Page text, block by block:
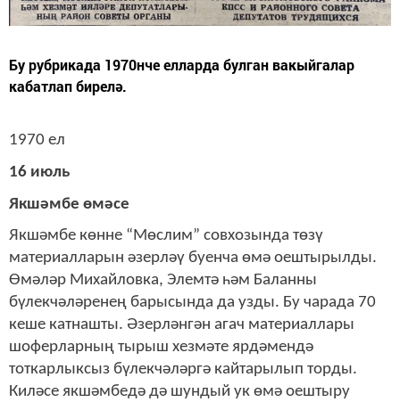
Бу рубрикада 1970нче елларда булган вакыйгалар
кабатлап бирелә.
1970 ел
16 июль
Якшәмбе өмәсе
Якшәмбе көнне “Мөслим” совхозында төзү
материалларын әзерләү буенча өмә оештырылды.
Өмәләр Михайловка, Элемтә һәм Баланны
бүлекчәләренең барысында да узды. Бу чарада 70
кеше катнашты. Әзерләнгән агач материаллары
шоферларның тырыш хезмәте ярдәмендә
тоткарлыксыз бүлекчәләргә кайтарылып торды.
Киләсе якшәмбедә дә шундый ук өмә оештыру